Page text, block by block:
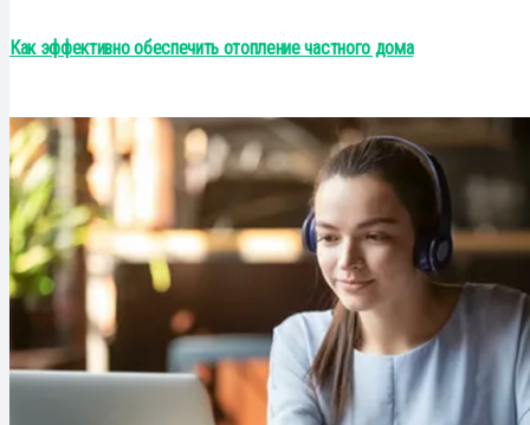
Как эффективно обеспечить отопление частного дома